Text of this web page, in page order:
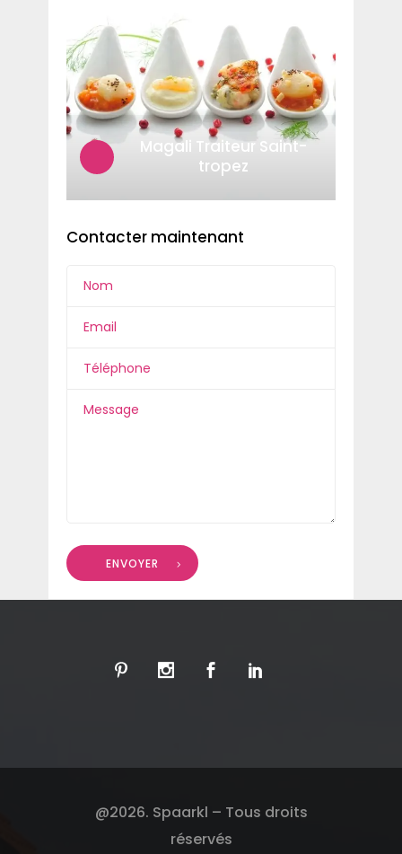
Magali Traiteur Saint-
tropez
Contacter maintenant
ENVOYER
@2026. Spaarkl – Tous droits
réservés